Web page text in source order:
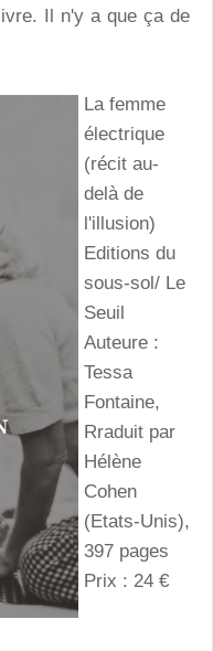
Il n'y a que ça de
La femme
électrique
(récit au-
delà de
l'illusion)
Editions du
sous-sol/ Le
Seuil
Auteure :
Tessa
Fontaine,
Rraduit par
Hélène
Cohen
(Etats-Unis),
397 pages
Prix : 24 €